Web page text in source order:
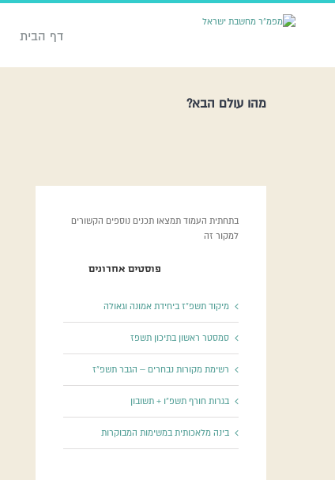
דף הבית
מהו עולם הבא?
בתחתית העמוד תמצאו תכנים נוספים הקשורים
למקור זה
פוסטים אחרונים
מיקוד תשפ”ז ביחידת אמונה וגאולה
סמסטר ראשון בתיכון תשפז
רשימת מקורות נבחרים – הגבר תשפ”ז
בגרות חורף תשפ”ו + תשובון
בינה מלאכותית במשימות המבוקרות